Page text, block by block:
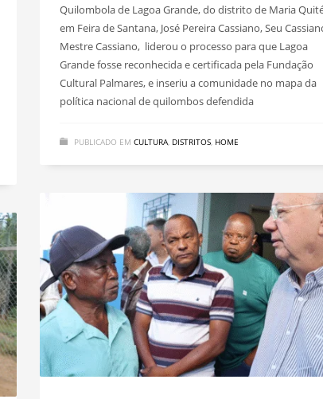
Quilombola de Lagoa Grande, do distrito de Maria
em Feira de Santana, José Pereira Cassiano, Seu
Mestre Cassiano, liderou o processo para que Lagoa
Grande fosse reconhecida e certificada pela Fundação
Cultural Palmares, e inseriu a comunidade no mapa da
política nacional de quilombos defendida
PUBLICADO EM CULTURA, DISTRITOS, HOME